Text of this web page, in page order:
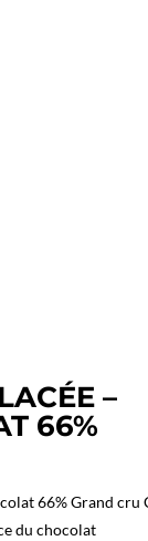
–
66%
66% Grand cru
du chocolat